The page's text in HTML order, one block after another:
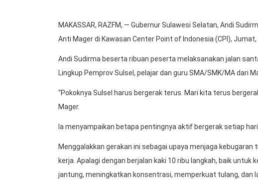
MAKASSAR, RAZFM, — Gubernur Sulawesi Selatan, Andi
Anti Mager di Kawasan Center Point of Indonesia (CPI), Jumat,
Andi Sudirma beserta ribuan peserta melaksanakan jalan
Lingkup Pemprov Sulsel, pelajar dan guru SMA/SMK/MA dari
“Pokoknya Sulsel harus bergerak terus. Mari kita terus
Mager.
Ia menyampaikan betapa pentingnya aktif bergerak setiap
Menggalakkan gerakan ini sebagai upaya menjaga
kerja. Apalagi dengan berjalan kaki 10 ribu langkah, baik
jantung, meningkatkan konsentrasi, memperkuat tulang, dan